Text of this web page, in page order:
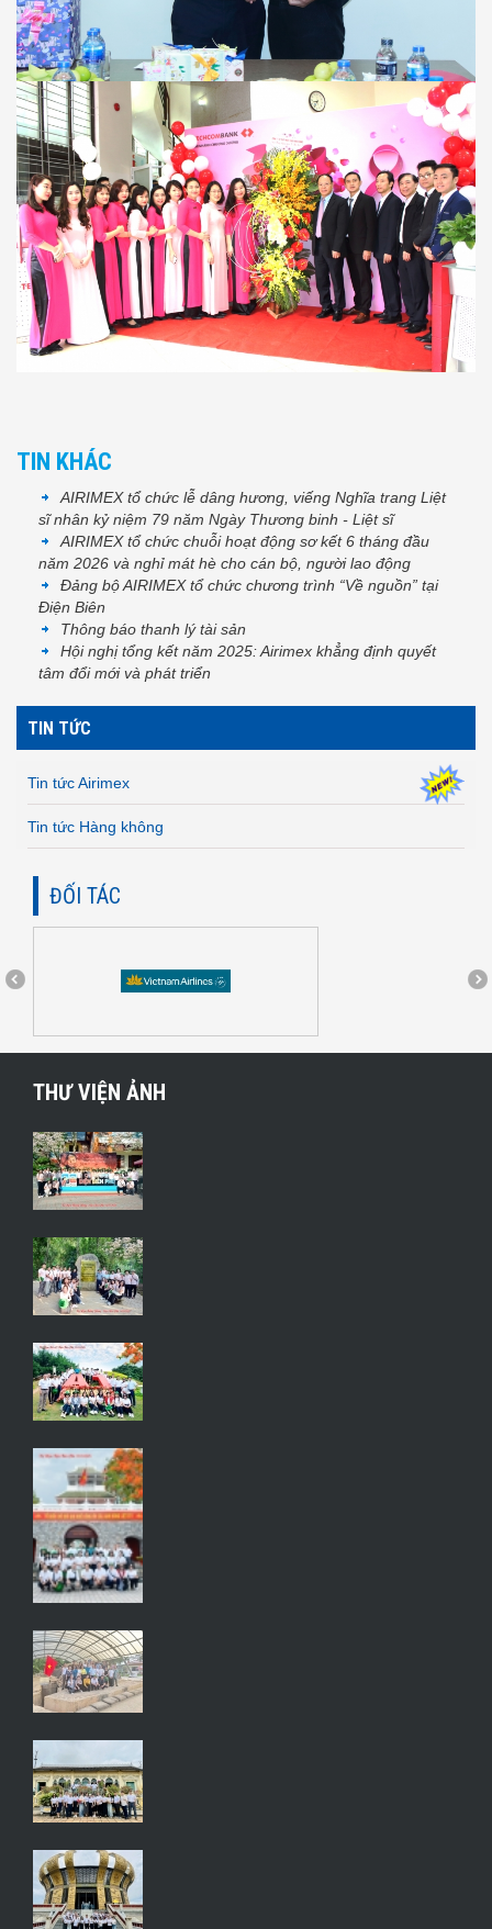
TIN KHÁC
AIRIMEX tổ chức lễ dâng hương, viếng Nghĩa trang Liệt
sĩ nhân kỷ niệm 79 năm Ngày Thương binh - Liệt sĩ
AIRIMEX tổ chức chuỗi hoạt động sơ kết 6 tháng đầu
năm 2026 và nghỉ mát hè cho cán bộ, người lao động
Đảng bộ AIRIMEX tổ chức chương trình “Về nguồn” tại
Điện Biên
Thông báo thanh lý tài sản
Hội nghị tổng kết năm 2025: Airimex khẳng định quyết
tâm đổi mới và phát triển
TIN TỨC
Tin tức Airimex
Tin tức Hàng không
ĐỐI TÁC
THƯ VIỆN ẢNH